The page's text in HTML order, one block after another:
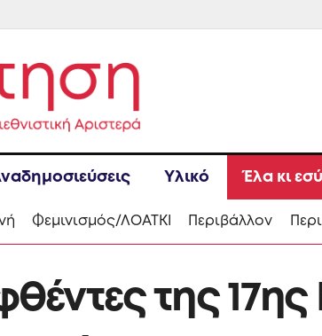
Υλικό Έλα κι
Φεμινισμός/ΛΟΑΤΚΙ Περιβάλλον
της 17ης